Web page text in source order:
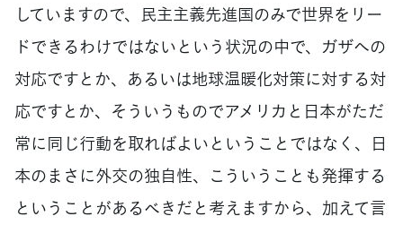
していますので、民主主義先進国のみで世界をリー
ドできるわけではないという状況の中で、ガザへの
対応ですとか、あるいは地球温暖化対策に対する対
応ですとか、そういうものでアメリカと日本がただ
常に同じ行動を取ればよいということではなく、日
本のまさに外交の独自性、こういうことも発揮する
ということがあるべきだと考えますから、加えて言